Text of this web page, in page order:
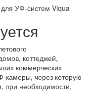
УФ-систем Viqua
коттеджей,
коммерческих
камеры, через которую
при необходимости,